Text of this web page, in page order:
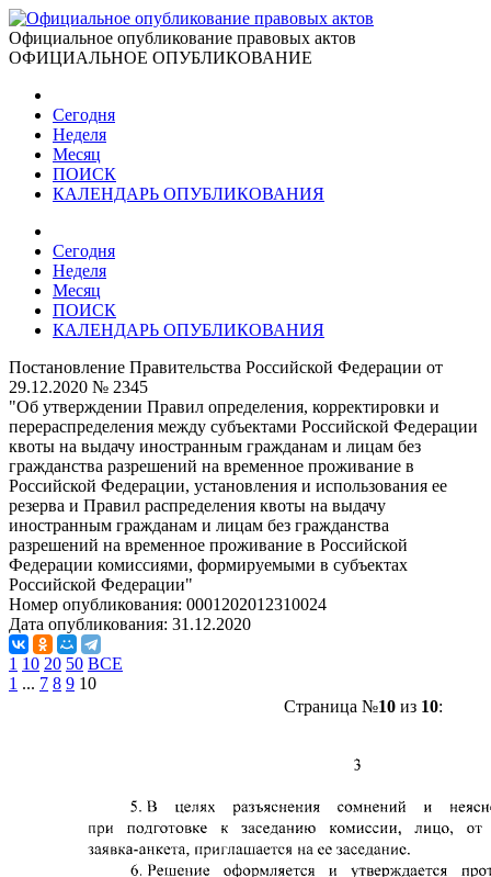
Официальное опубликование правовых актов
ОФИЦИАЛЬНОЕ ОПУБЛИКОВАНИЕ
Сегодня
Неделя
Месяц
ПОИСК
КАЛЕНДАРЬ ОПУБЛИКОВАНИЯ
Сегодня
Неделя
Месяц
ПОИСК
КАЛЕНДАРЬ ОПУБЛИКОВАНИЯ
Постановление Правительства Российской Федерации от
29.12.2020 № 2345
"Об утверждении Правил определения, корректировки и
перераспределения между субъектами Российской Федерации
квоты на выдачу иностранным гражданам и лицам без
гражданства разрешений на временное проживание в
Российской Федерации, установления и использования ее
резерва и Правил распределения квоты на выдачу
иностранным гражданам и лицам без гражданства
разрешений на временное проживание в Российской
Федерации комиссиями, формируемыми в субъектах
Российской Федерации"
Номер опубликования: 0001202012310024
Дата опубликования: 31.12.2020
1 10 20 50 ВСЕ
1 ... 7 8 9 10
Страница №10из 10: